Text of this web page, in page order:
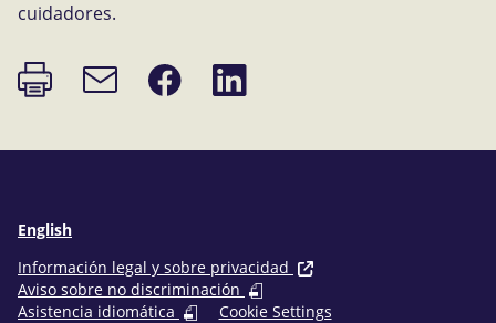
cuidadores.
Imprimir
página
Enlace
de
Compartir
en
Compartir
en
English
Información legal y sobre privacidad
Aviso sobre no discriminación
Asistencia idiomática
Cookie Settings